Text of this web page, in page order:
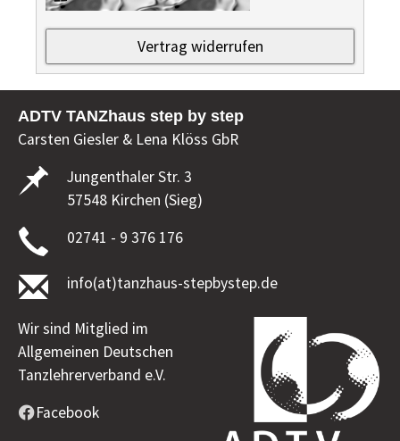
ADTV TANZhaus step by step
Carsten Giesler & Lena Klöss GbR
Jungenthaler Str. 3
57548 Kirchen (Sieg)
02741 - 9 376 176
info(at)tanzhaus-stepbystep.de
Wir sind Mitglied im
Allgemeinen Deutschen
Tanzlehrerverband e.V.
Facebook